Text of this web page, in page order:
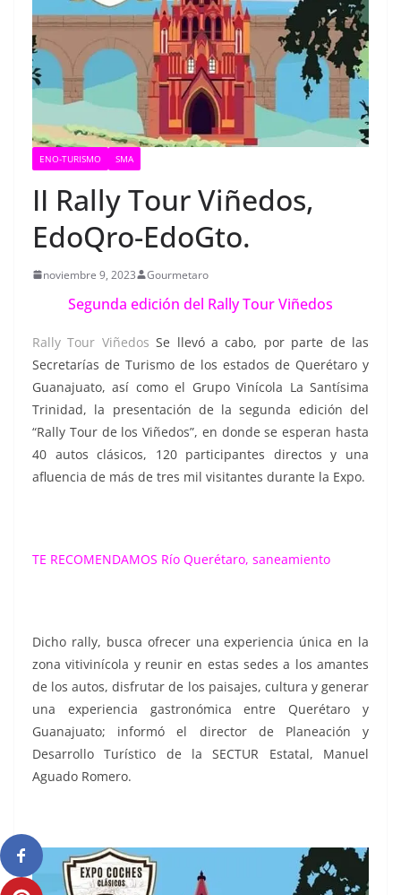
ENO-TURISMO SMA
II Rally Tour Viñedos,
EdoQro-EdoGto.
noviembre 9, 2023 Gourmetaro
Segunda edición del Rally Tour Viñedos
Rally Tour Viñedos Se llevó a cabo, por parte de las
Secretarías de Turismo de los estados de Querétaro y
Guanajuato, así como el Grupo Vinícola La Santísima
Trinidad, la presentación de la segunda edición del
“Rally Tour de los Viñedos”, en donde se esperan hasta
40 autos clásicos, 120 participantes directos y una
afluencia de más de tres mil visitantes durante la Expo.
TE RECOMENDAMOS Río Querétaro, saneamiento
Dicho rally, busca ofrecer una experiencia única en la
zona vitivinícola y reunir en estas sedes a los amantes
de los autos, disfrutar de los paisajes, cultura y generar
una experiencia gastronómica entre Querétaro y
Guanajuato; informó el director de Planeación y
Desarrollo Turístico de la SECTUR Estatal, Manuel
Aguado Romero.